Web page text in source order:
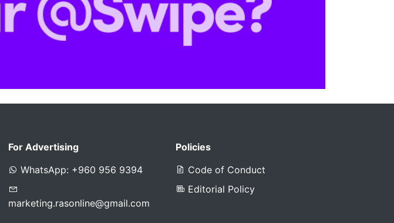
For Advertising
WhatsApp: +960 956 9394
marketing.rasonline@gmail.com
Policies
Code of Conduct
Editorial Policy